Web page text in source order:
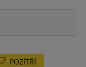
POZÍTŘÍ